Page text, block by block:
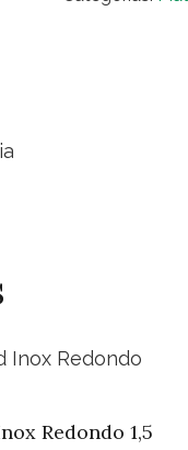
Redondo 1,5